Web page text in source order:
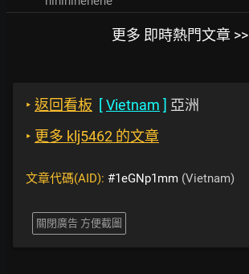
更多 即時熱門文章 >>
‣ 返回看板 [Vietnam ] 亞洲
‣ 更多 klj5462 的文章
文章代碼(AID): #1eGNp1mm (Vietnam)
關閉廣告 方便截圖